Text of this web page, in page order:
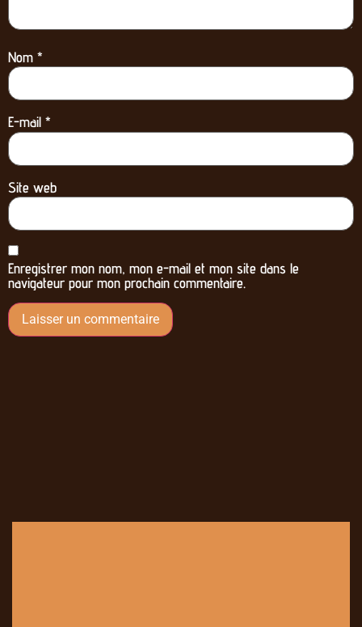
Nom *
E-mail *
Site web
Enregistrer mon nom, mon e-mail et mon site dans le
navigateur pour mon prochain commentaire.